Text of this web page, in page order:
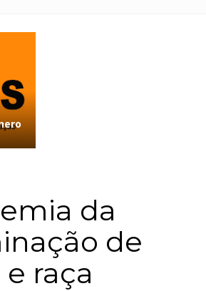
da
de
raça